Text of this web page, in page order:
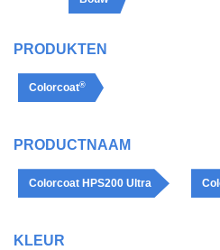
PRODUKTEN
Colorcoat®
PRODUCTNAAM
Colorcoat HPS200 Ultra
KLEUR